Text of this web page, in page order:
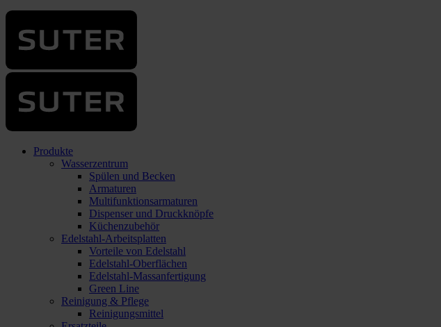
Produkte
Wasserzentrum
Spülen und Becken
Armaturen
Multifunktionsarmaturen
Dispenser und Druckknöpfe
Küchenzubehör
Edelstahl-Arbeitsplatten
Vorteile von Edelstahl
Edelstahl-Oberflächen
Edelstahl-Massanfertigung
Green Line
Reinigung & Pflege
Reinigungsmittel